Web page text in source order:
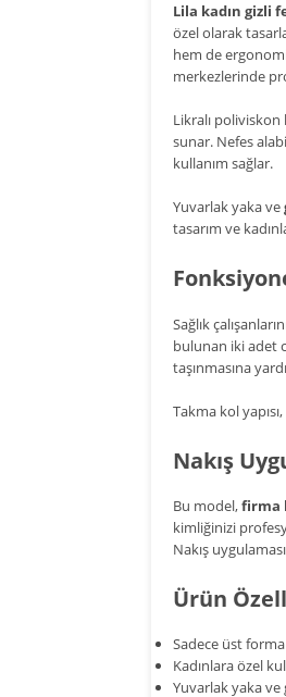
Lila kadın gizli
özel olarak
hem de
merkezlerinde
Likralı
sunar. Nefes
kullanım sağlar.
Yuvarlak yaka ve
tasarım ve
Sağlık
bulunan iki adet
taşınmasına
Takma kol
Nakış
Bu model,firma
kimliğinizi
Nakış
Ürün
Sadece üst
Kadınlara özel
Yuvarlak yaka